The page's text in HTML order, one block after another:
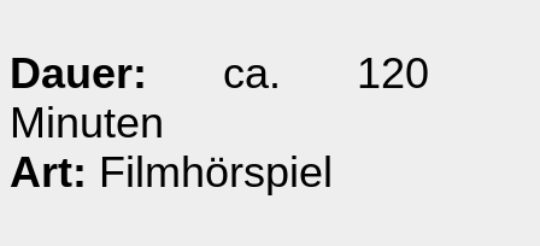
Dauer: ca. 120
Minuten
Art: Filmhörspiel